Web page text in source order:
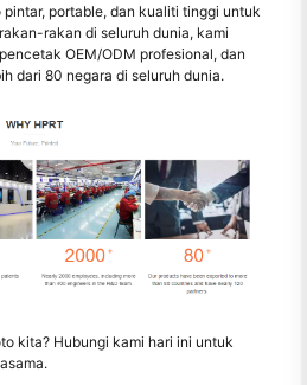
portable, dan kualiti tinggi untuk
rakan di seluruh dunia, kami
OEM/ODM profesional, dan
dari 80 negara di seluruh dunia.
kita? Hubungi kami hari ini untuk